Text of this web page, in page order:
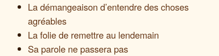
La démangeaison d’entendre des choses
agréables
La folie de remettre au lendemain
Sa parole ne passera pas